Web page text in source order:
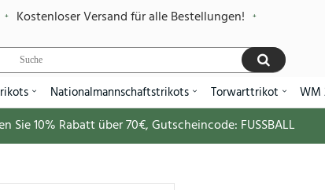
Kostenloser Versand für alle Bestellungen!
Nationalmannschaftstrikots Torwarttrikot WM
Sie10% Rabatt über70€, Gutscheincode: FUSSBALL